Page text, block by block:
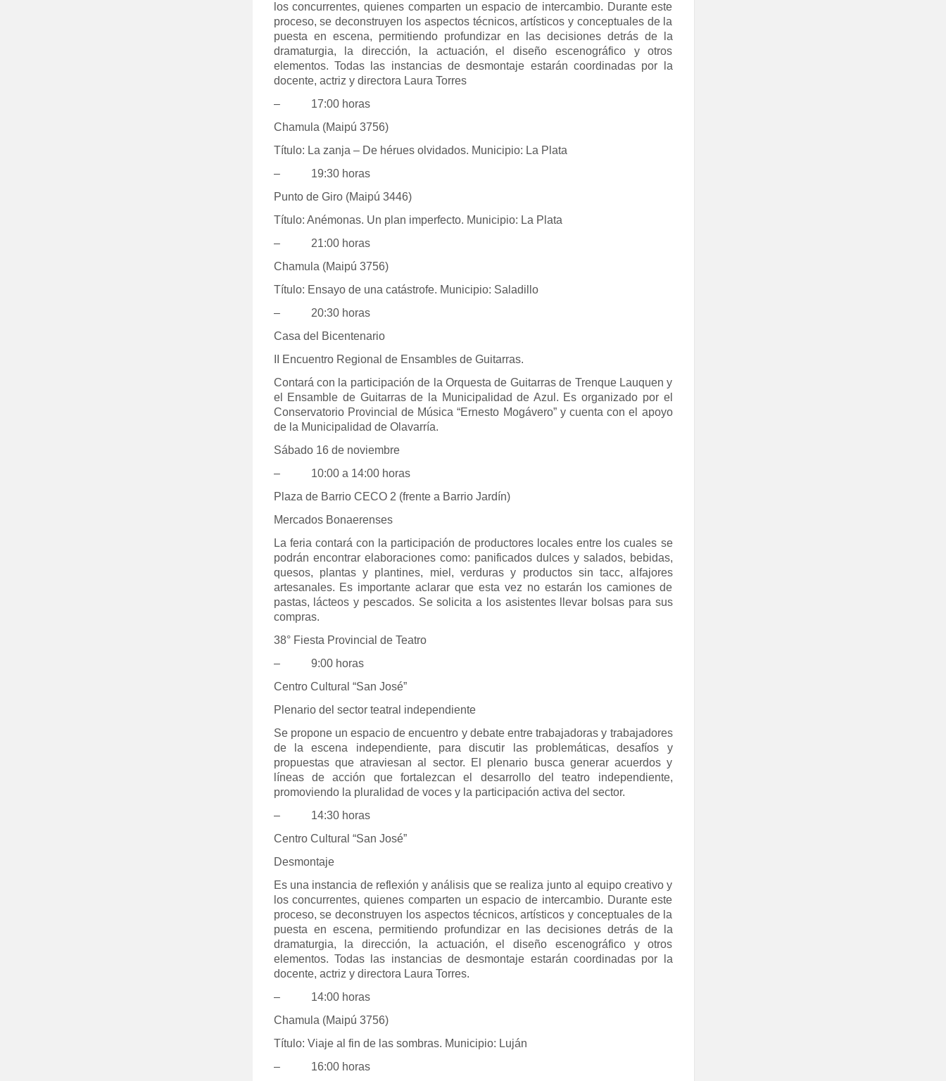
los concurrentes, quienes comparten un espacio de intercambio. Durante este
proceso, se deconstruyen los aspectos técnicos, artísticos y conceptuales de la
puesta en escena, permitiendo profundizar en las decisiones detrás de la
dramaturgia, la dirección, la actuación, el diseño escenográfico y otros
elementos. Todas las instancias de desmontaje estarán coordinadas por la
docente, actriz y directora Laura Torres
– 17:00 horas
Chamula (Maipú 3756)
Título: La zanja – De hérues olvidados. Municipio: La Plata
– 19:30 horas
Punto de Giro (Maipú 3446)
Título: Anémonas. Un plan imperfecto. Municipio: La Plata
– 21:00 horas
Chamula (Maipú 3756)
Título: Ensayo de una catástrofe. Municipio: Saladillo
– 20:30 horas
Casa del Bicentenario
II Encuentro Regional de Ensambles de Guitarras.
Contará con la participación de la Orquesta de Guitarras de Trenque Lauquen y
el Ensamble de Guitarras de la Municipalidad de Azul. Es organizado por el
Conservatorio Provincial de Música “Ernesto Mogávero” y cuenta con el apoyo
de la Municipalidad de Olavarría.
Sábado 16 de noviembre
– 10:00 a 14:00 horas
Plaza de Barrio CECO 2 (frente a Barrio Jardín)
Mercados Bonaerenses
La feria contará con la participación de productores locales entre los cuales se
podrán encontrar elaboraciones como: panificados dulces y salados, bebidas,
quesos, plantas y plantines, miel, verduras y productos sin tacc, alfajores
artesanales. Es importante aclarar que esta vez no estarán los camiones de
pastas, lácteos y pescados. Se solicita a los asistentes llevar bolsas para sus
compras.
38° Fiesta Provincial de Teatro
– 9:00 horas
Centro Cultural “San José”
Plenario del sector teatral independiente
Se propone un espacio de encuentro y debate entre trabajadoras y trabajadores
de la escena independiente, para discutir las problemáticas, desafíos y
propuestas que atraviesan al sector. El plenario busca generar acuerdos y
líneas de acción que fortalezcan el desarrollo del teatro independiente,
promoviendo la pluralidad de voces y la participación activa del sector.
– 14:30 horas
Centro Cultural “San José”
Desmontaje
Es una instancia de reflexión y análisis que se realiza junto al equipo creativo y
los concurrentes, quienes comparten un espacio de intercambio. Durante este
proceso, se deconstruyen los aspectos técnicos, artísticos y conceptuales de la
puesta en escena, permitiendo profundizar en las decisiones detrás de la
dramaturgia, la dirección, la actuación, el diseño escenográfico y otros
elementos. Todas las instancias de desmontaje estarán coordinadas por la
docente, actriz y directora Laura Torres.
– 14:00 horas
Chamula (Maipú 3756)
Título: Viaje al fin de las sombras. Municipio: Luján
– 16:00 horas